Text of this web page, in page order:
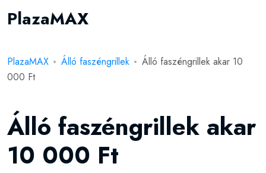
PlazaMAX
PlazaMAX Álló faszéngrillek
Álló faszéngrillek akar 10
000 Ft
Álló faszéngrillek akar
10 000 Ft